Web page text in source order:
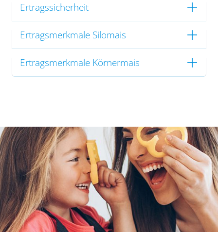
Ertragssicherheit
Ertragsmerkmale Silomais
Ertragsmerkmale Körnermais